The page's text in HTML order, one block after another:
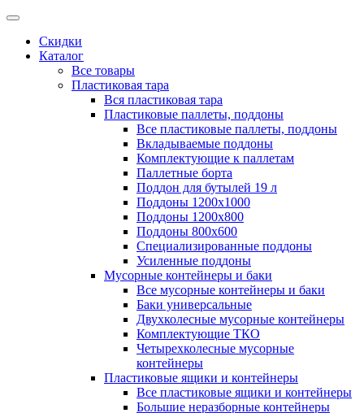
Скидки
Каталог
Все товары
Пластиковая тара
Вся пластиковая тара
Пластиковые паллеты, поддоны
Все пластиковые паллеты, поддоны
Вкладываемые поддоны
Комплектующие к паллетам
Паллетные борта
Поддон для бутылей 19 л
Поддоны 1200х1000
Поддоны 1200х800
Поддоны 800х600
Специализированные поддоны
Усиленные поддоны
Мусорные контейнеры и баки
Все мусорные контейнеры и баки
Баки универсальные
Двухколесные мусорные контейнеры
Комплектующие ТКО
Четырехколесные мусорные
контейнеры
Пластиковые ящики и контейнеры
Все пластиковые ящики и контейнеры
Большие неразборные контейнеры